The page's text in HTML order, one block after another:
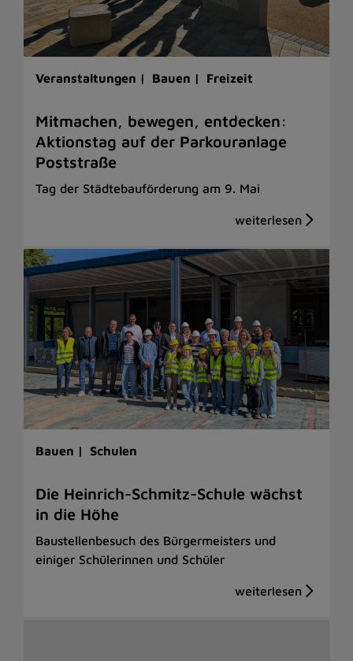
Veranstaltungen | Bauen | Freizeit
Mitmachen, bewegen, entdecken:
Aktionstag auf der Parkouranlage
Poststraße
Tag der Städtebauförderung am 9. Mai
Bauen | Schulen
Die Heinrich-Schmitz-Schule wächst
in die Höhe
Baustellenbesuch des Bürgermeisters und
einiger Schülerinnen und Schüler